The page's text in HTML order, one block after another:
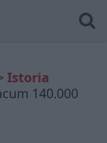
Istoria
140.000